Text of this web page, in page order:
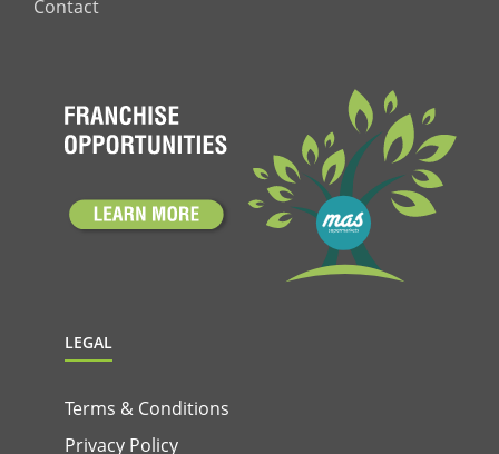
Contact
LEGAL
Terms & Conditions
Privacy Policy